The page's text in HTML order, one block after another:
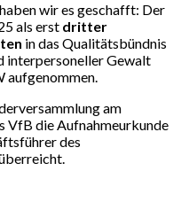
& interpersonelle
wir es geschafft: Der
als erst dritter
in das Qualitätsbündnis
interpersoneller Gewalt
aufgenommen.
am
VfB die Aufnahmeurkunde
des